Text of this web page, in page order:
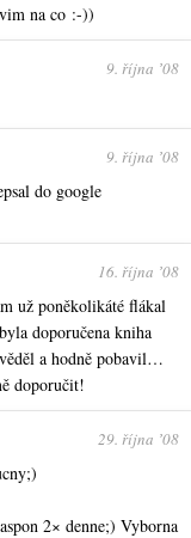
na co :-))
9. října ʼ08
9. října ʼ08
do google
16. října ʼ08
už poněkolikáté flákal
doporučena kniha
a hodně pobavil…
doporučit!
29. října ʼ08
2× denne;) Vyborna